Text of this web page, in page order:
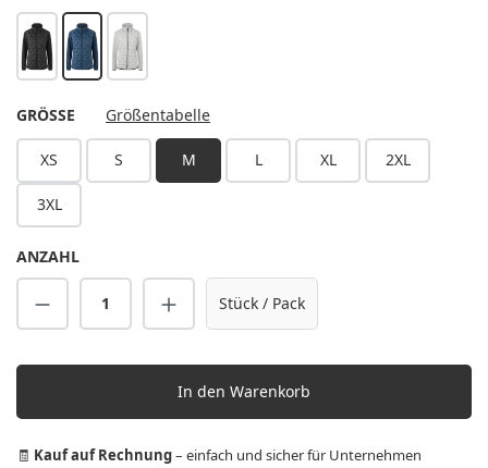
schwarzmarinehellgrau
GRÖSSE AUSWÄHLEN
Größentabelle
XS S M L XL 2XL
3XL
ANZAHL
Produkt Anzahl: Gib den gewünschten
Stück / Pack
In den Warenkorb
🧾 Kauf auf Rechnung– einfach und sicher für Unternehmen